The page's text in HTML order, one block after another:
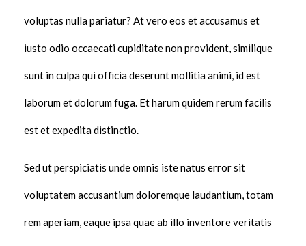
voluptas nulla pariatur? At vero eos et accusamus et
iusto odio occaecati cupiditate non provident, similique
sunt in culpa qui officia deserunt mollitia animi, id est
laborum et dolorum fuga. Et harum quidem rerum facilis
est et expedita distinctio.
Sed ut perspiciatis unde omnis iste natus error sit
voluptatem accusantium doloremque laudantium, totam
rem aperiam, eaque ipsa quae ab illo inventore veritatis